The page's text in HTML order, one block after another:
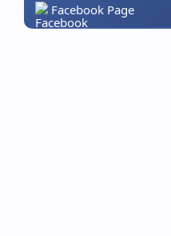
Facebook Page